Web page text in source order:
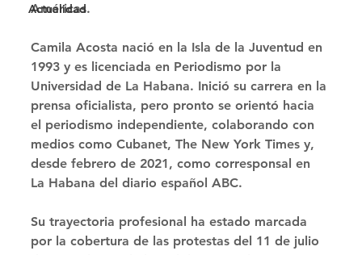
Actualidad
Américas.
Camila Acosta nació en la Isla de la Juventud en
1993 y es licenciada en Periodismo por la
Universidad de La Habana. Inició su carrera en la
prensa oficialista, pero pronto se orientó hacia
el periodismo independiente, colaborando con
medios como Cubanet, The New York Times y,
desde febrero de 2021, como corresponsal en
La Habana del diario español ABC.
Su trayectoria profesional ha estado marcada
por la cobertura de las protestas del 11 de julio